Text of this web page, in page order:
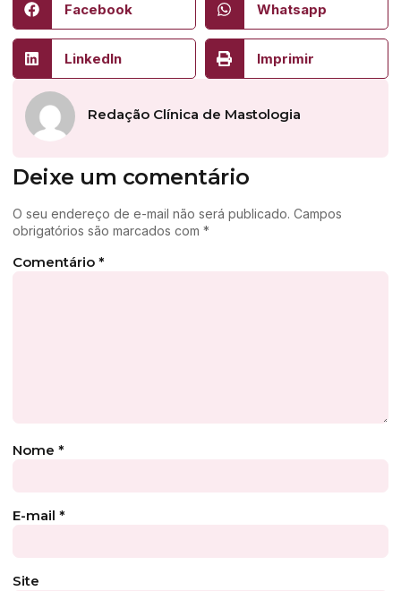
Facebook Whatsapp
LinkedIn Imprimir
Redação Clínica de Mastologia
Deixe um comentário
O seu endereço de e-mail não será publicado. Campos
obrigatórios são marcados com *
Comentário *
Nome *
E-mail *
Site